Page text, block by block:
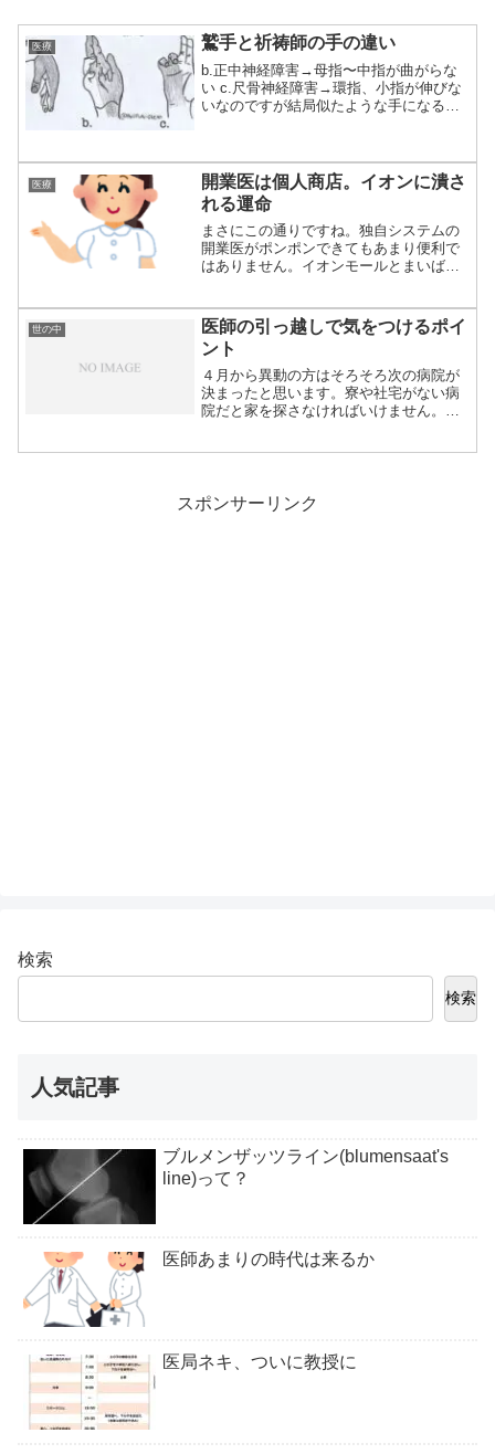
医療 鷲手と祈祷師の手の違い
b.正中神経障害→母指〜中指が曲がらな
い c.尺骨神経障害→環指、小指が伸びな
いなのですが結局似たような手になるこ
医療
開業医は個人商店。イオンに潰さ
れる運命
まさにこの通りですね。独自システムの
開業医がポンポンできてもあまり便利で
はありません。イオンモールとまいばす
世の中
医師の引っ越しで気をつけるポイ
ント
４月から異動の方はそろそろ次の病院が
決まったと思います。寮や社宅がない病
院だと家を探さなければいけません。非
スポンサーリンク
検索
検索
人気記事
ブルメンザッツライン(blumensaat's
line)って？
医師あまりの時代は来るか
医局ネキ、ついに教授に